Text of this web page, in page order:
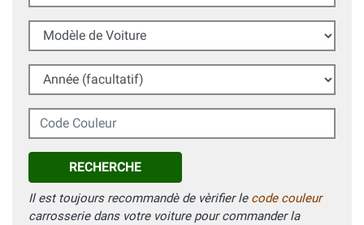
Modèle de Voiture
Année (facultatif)
Code Couleur
RECHERCHE
Il est toujours recommandè de vèrifier le code couleur
carrosserie dans votre voiture pour commander la